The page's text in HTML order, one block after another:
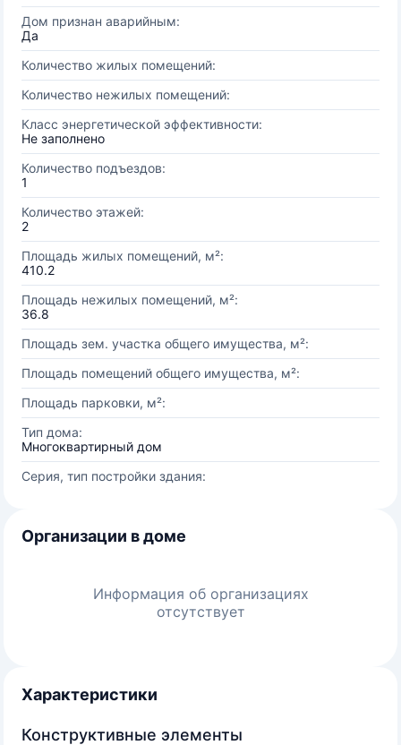
Дом признан аварийным:
Да
Количество жилых помещений:
Количество нежилых помещений:
Класс энергетической эффективности:
Не заполнено
Количество подъездов:
1
Количество этажей:
2
Площадь жилых помещений, м²:
410.2
Площадь нежилых помещений, м²:
36.8
Площадь зем. участка общего имущества, м²:
Площадь помещений общего имущества, м²:
Площадь парковки, м²:
Тип дома:
Многоквартирный дом
Серия, тип постройки здания:
Организации в доме
Информация об организациях
отсутствует
Характеристики
Конструктивные элементы